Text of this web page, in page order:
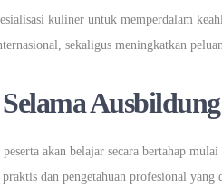
kuliner untuk memperdalam
sekaligus meningkatkan
akan belajar secara bertahap
dan pengetahuan profesional